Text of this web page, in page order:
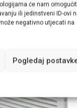
će nam
ili jedinstveni ID-ovi
negativno utjecati na
Pogledaj